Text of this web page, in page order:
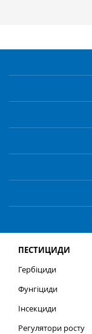
ПЕСТИЦИДИ
Гербіциди
Фунгіциди
Інсекциди
Регулятори росту